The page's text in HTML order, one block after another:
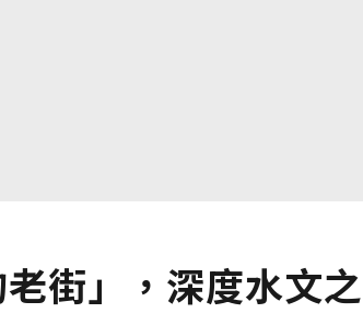
街」，深度水文